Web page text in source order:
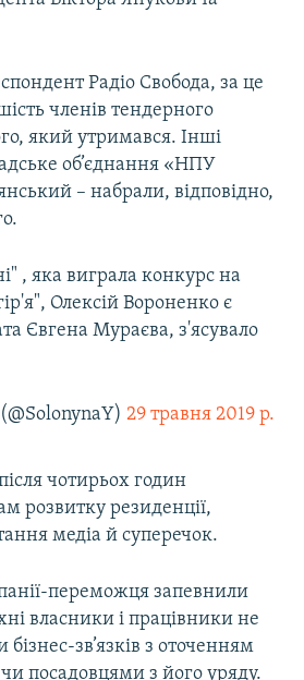
Радіо Свобода, за це
членів тендерного
який утримався. Інші
об’єднання «НПУ
– набрали, відповідно,
, яка виграла конкурс на
Олексій Вороненко є
Євгена Мураєва, з'ясувало
29 травня 2019 р.
чотирьох годин
розвитку резиденції,
медіа й суперечок.
переможця запевнили
власники і працівники не
зв’язків з оточенням
посадовцями з його уряду.